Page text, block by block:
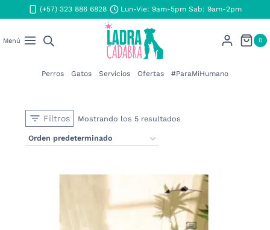
al
(+57) 323 886 6828 Lun-Vie: 9am-5pm Sab: 9am-2pm
Menú 0
Perros Gatos Servicios Ofertas #ParaMiHumano
Filtros Mostrando los 5 resultados